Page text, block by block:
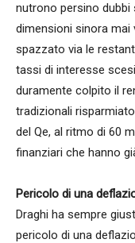
nutrono persino dubbi
dimensioni sinora mai
spazzato via le
tassi di interesse
duramente colpito il
tradizionali
del Qe, al ritmo di 60
finanziari che hanno
Pericolo di una
Draghi ha sempre
pericolo di una